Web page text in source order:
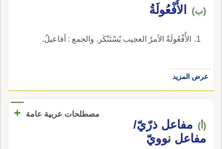
والسيطرة عليه.
(ب) الأُفْعُولَةُ
الأُفْعُولَةُ الأمرُ العجيب يُسْتَنْكَر. والجمع : أفاعيلُ.
عرض المزيد
مصطلحات عربية عامة +
(أ) مفاعل ذرّيّ/
مفاعل نوويّ